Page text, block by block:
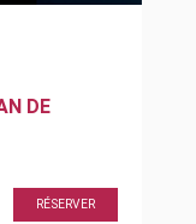
DE
RÉSERVER